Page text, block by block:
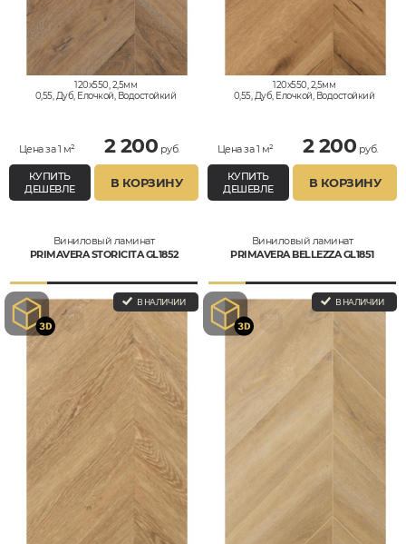
120x550, 2,5мм
0,55, Дуб, Елочкой, Водостойкий
Цена за 1 м² 2 200 руб.
КУПИТЬ
ДЕШЕВЛЕ
В КОРЗИНУ
120x550, 2,5мм
0,55, Дуб, Елочкой, Водостойкий
Цена за 1 м² 2 200 руб.
КУПИТЬ
ДЕШЕВЛЕ
В КОРЗИНУ
Виниловый ламинат
PRIMAVERA STORICITA GL1852
В НАЛИЧИИ
Виниловый ламинат
PRIMAVERA BELLEZZA GL1851
В НАЛИЧИИ